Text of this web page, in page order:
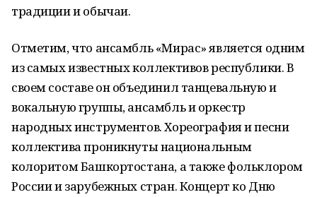
традиции и обычаи.
Отметим, что ансамбль «Мирас» является одним
из самых известных коллективов республики. В
своем составе он объединил танцевальную и
вокальную группы, ансамбль и оркестр
народных инструментов. Хореография и песни
коллектива проникнуты национальным
колоритом Башкортостана, а также фольклором
России и зарубежных стран. Концерт ко Дню